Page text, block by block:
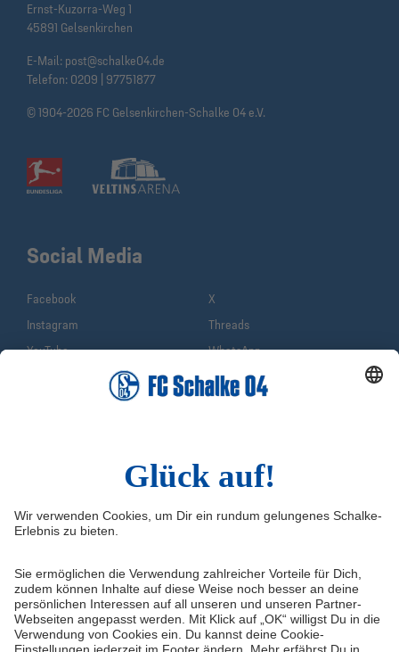
Ernst-Kuzorra-Weg 1
45891 Gelsenkirchen
E-Mail: post@schalke04.de
Telefon: 0209 | 97751877
© 1904-2026 FC Gelsenkirchen-Schalke 04 e.V.
Service & Kontakt
Erklärung zur Barrierefreiheit
Medienportal
Datenschutz
Tickets
VELTINS-Arena
Knappenschmiede
ERWIN buchen
Social Media
Facebook
X
Instagram
Threads
YouTube
WhatsApp
Sina Weibo